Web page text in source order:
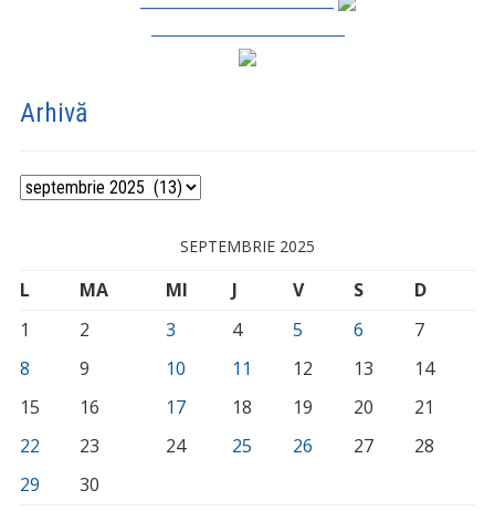
Arhivă
Arhivă
SEPTEMBRIE 2025
L MA MI J V S
D
1
2 3 4 5 6
7
8
9 10 11 12 13
14
15
16 17 18 19 20
21
22
23 24 25 26 27
28
29
30